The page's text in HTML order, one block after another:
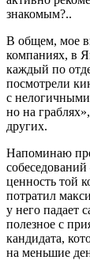
знакомым?..
В общем, мое
компаниях, в
каждый по
посмотрели
с
но на
других.
Напоминаю
ценность той
потратил
у него падает
полезное с
кандидата,
на меньшие